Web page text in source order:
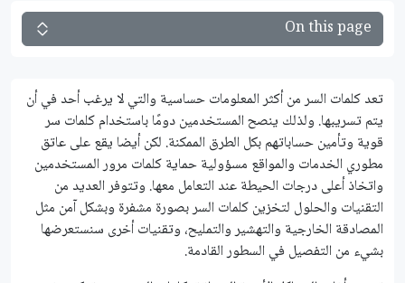
On this page
تعد كلمات السر من أكثر المعلومات حساسية والتي لا يرغب أحد في أن
يتم تسريبها. ولذلك ينصح المستخدمين دومًا باستخدام كلمات سر
قوية وتأمين حساباتهم بكل الطرق الممكنة. لكن أيضا يقع على عاتق
مطوري الخدمات والمواقع مسؤولية حماية كلمات مرور المستخدمين
واتخاذ أعلى درجات الحيطة عند التعامل معها. وتتوفر العديد من
التقنيات والحلول لتخزين كلمات السر بصورة مشفرة وبشكل آمن مثل
المصادقة الخارجية والتهشير والتمليح، وتقنيات أخرى سنستعرضها
بشيء من التفصيل في السطور القادمة.